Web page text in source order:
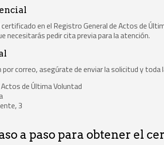
en el Registro General de Actos de
necesitarás pedir cita previa para la atención.
por correo, asegúrate de enviar la solicitud y toda
de Última Voluntad
3
a paso para obtener el